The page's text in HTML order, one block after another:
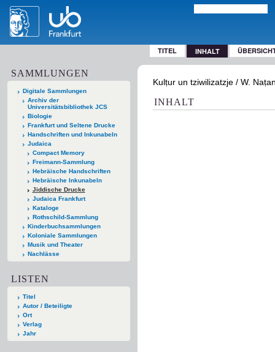
TITEL INHALT
SAMMLUNGEN
Digitale Sammlungen
Archiv der
Universitätsbibliothek JCS
Biologie
Frankfurt und Seltene Drucke
Handschriften und Inkunabeln
Judaica
Compact Memory
Freimann-Sammlung
Hebräische Handschriften
Hebräische Inkunabeln
Jiddische Drucke
Judaica Frankfurt
Kataloge
Rothschild-Sammlung
Kinderbuchsammlungen
Koloniale Sammlungen
Musik und Theater
Nachlässe
LISTEN
Titel
Autor / Beteiligte
Ort
Verlag
Jahr
Kulṭur un tziwilizatzje / W.
INHALT